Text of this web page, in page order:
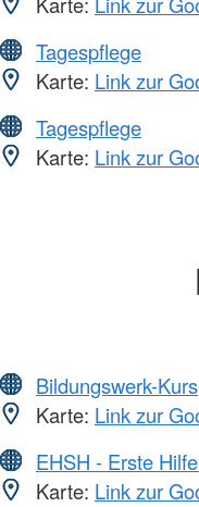
Tagespflege
Karte: Link zur
Tagespflege
Karte: Link zur
Bildungswerk-Kurs
Karte: Link zur
EHSH - Erste
Karte: Link zur